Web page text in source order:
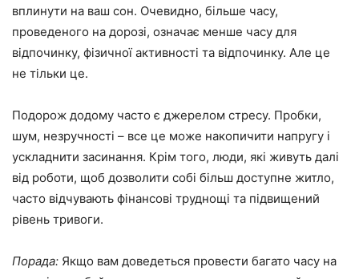
вплинути на ваш сон. Очевидно, більше часу,
проведеного на дорозі, означає менше часу для
відпочинку, фізичної активності та відпочинку. Але це
не тільки це.
Подорож додому часто є джерелом стресу. Пробки,
шум, незручності – все це може накопичити напругу і
ускладнити засинання. Крім того, люди, які живуть далі
від роботи, щоб дозволити собі більш доступне житло,
часто відчувають фінансові труднощі та підвищений
рівень тривоги.
Порада: Якщо вам доведеться провести багато часу на